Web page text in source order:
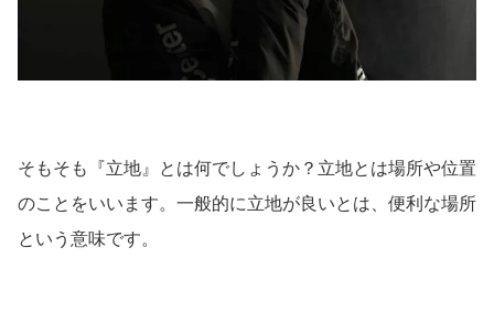
そもそも『立地』とは何でしょうか？立地とは場所や位置
のことをいいます。一般的に立地が良いとは、便利な場所
という意味です。